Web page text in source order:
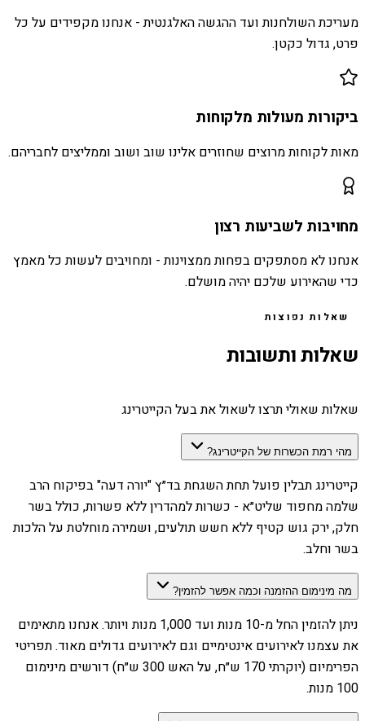
מעריכת השולחנות ועד ההגשה האלגנטית - אנחנו מקפידים על כל
פרט, גדול כקטן.
ביקורות מעולות מלקוחות
מאות לקוחות מרוצים שחוזרים אלינו שוב ושוב וממליצים לחבריהם.
מחויבות לשביעות רצון
אנחנו לא מסתפקים בפחות ממצוינות - ומחויבים לעשות כל מאמץ
כדי שהאירוע שלכם יהיה מושלם.
שאלות נפוצות
שאלות ותשובות
שאלות שאולי תרצו לשאול את בעל הקייטרינג
מהי רמת הכשרות של הקייטרינג?
קייטרינג תבלין פועל תחת השגחת בד״ץ "יורה דעה" בפיקוח הרב
שלמה מחפוד שליט״א - כשרות למהדרין ללא פשרות, כולל בשר
חלק, ירק גוש קטיף ללא חשש תולעים, ושמירה מוחלטת על הלכות
בשר וחלב.
מה מינימום ההזמנה וכמה אפשר להזמין?
ניתן להזמין החל מ-10 מנות ועד 1,000 מנות ויותר. אנחנו מתאימים
את עצמנו לאירועים אינטימיים וגם לאירועים גדולים מאוד. תפריטי
הפרימיום (יוקרתי 170 ש״ח, על האש 300 ש״ח) דורשים מינימום
100 מנות.